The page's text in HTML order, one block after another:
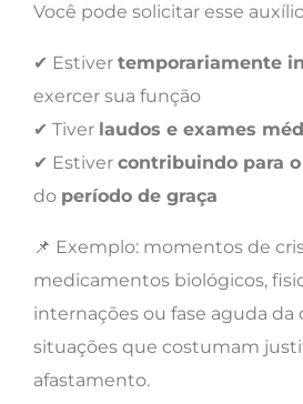
Você pode solicitar esse
✔ Estiver temporariamente
exercer sua função
✔ Tiver laudos e exames
✔ Estiver contribuindo para o
do período de graça
📌 Exemplo: momentos de
medicamentos biológicos,
internações ou fase aguda da
situações que costumam
afastamento.